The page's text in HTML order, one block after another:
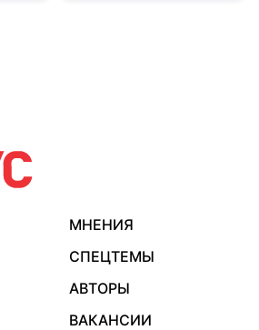
МНЕНИЯ
СПЕЦТЕМЫ
АВТОРЫ
ВАКАНСИИ